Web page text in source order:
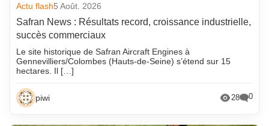
Actu flash5 Août. 2026
Safran News : Résultats record, croissance industrielle,
succès commerciaux
Le site historique de Safran Aircraft Engines à
Gennevilliers/Colombes (Hauts-de-Seine) s’étend sur 15
hectares. Il […]
piwi 28 0